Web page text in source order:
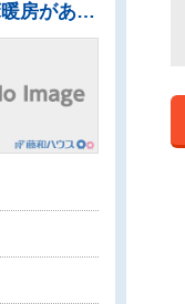
●大切なご家族の一員であるペットと一緒に暮らせるマンション！（細則有） ●リビングに床暖房があるので足元ぽかぽか、家族の集まる空間を暖めます ●大容量のウォークインクローゼットでお部屋をスッキリきれいに保てます ●シューズインクローゼットで玄関もスッキリ ●全居室に収納スペース有 ●周辺環境も合わせてご案内いたします ●お気軽にお問い合わせください